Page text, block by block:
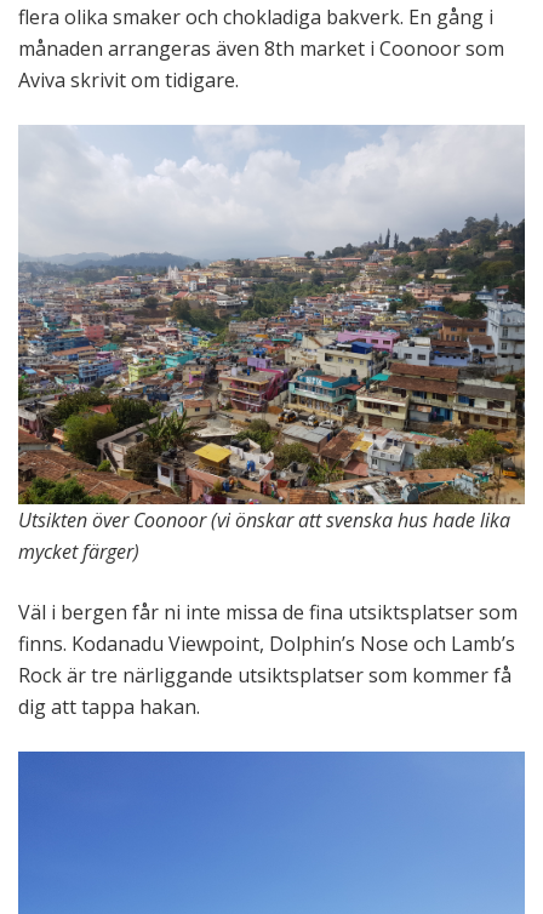
flera olika smaker och chokladiga bakverk. En gång i
månaden arrangeras även 8th market i Coonoor som
Aviva skrivit om tidigare.
Utsikten över Coonoor (vi önskar att svenska hus hade lika
mycket färger)
Väl i bergen får ni inte missa de fina utsiktsplatser som
finns. Kodanadu Viewpoint, Dolphin’s Nose och Lamb’s
Rock är tre närliggande utsiktsplatser som kommer få
dig att tappa hakan.